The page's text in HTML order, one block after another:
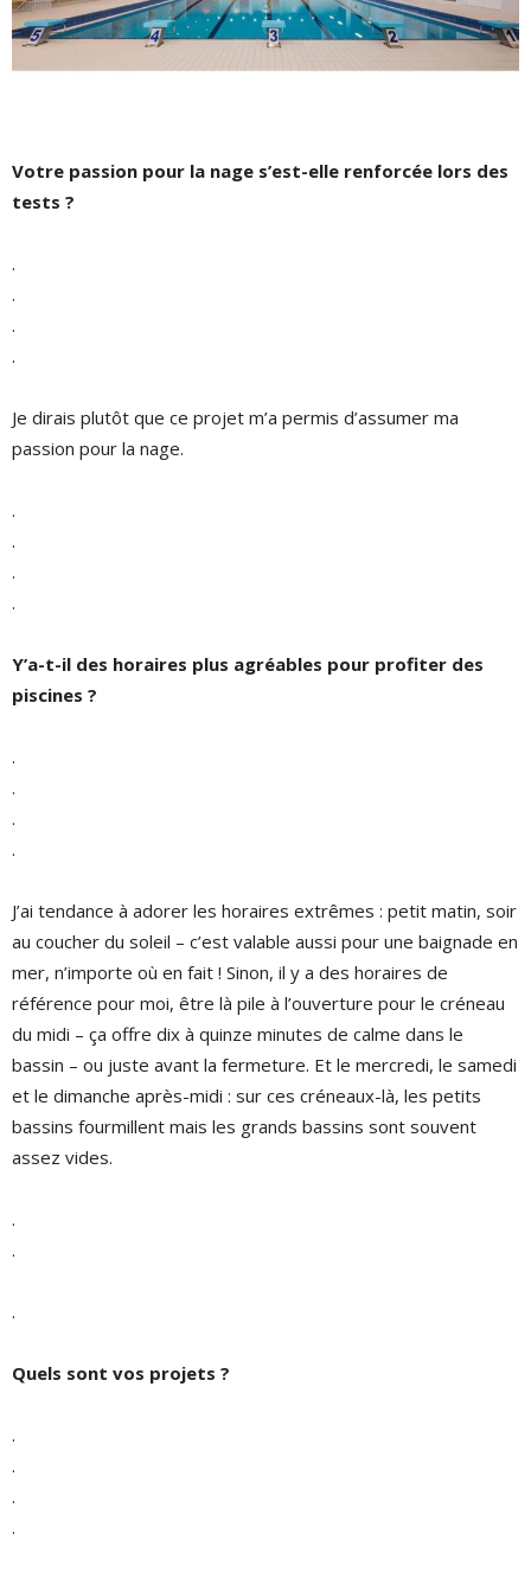
Votre passion pour la nage s’est-elle renforcée lors des
tests ?
.
.
.
.
Je dirais plutôt que ce projet m’a permis d’assumer ma
passion pour la nage.
.
.
.
.
Y’a-t-il des horaires plus agréables pour profiter des
piscines ?
.
.
.
.
J’ai tendance à adorer les horaires extrêmes : petit matin, soir
au coucher du soleil – c’est valable aussi pour une baignade en
mer, n’importe où en fait ! Sinon, il y a des horaires de
référence pour moi, être là pile à l’ouverture pour le créneau
du midi – ça offre dix à quinze minutes de calme dans le
bassin – ou juste avant la fermeture. Et le mercredi, le samedi
et le dimanche après-midi : sur ces créneaux-là, les petits
bassins fourmillent mais les grands bassins sont souvent
assez vides.
.
.
.
Quels sont vos projets ?
.
.
.
.